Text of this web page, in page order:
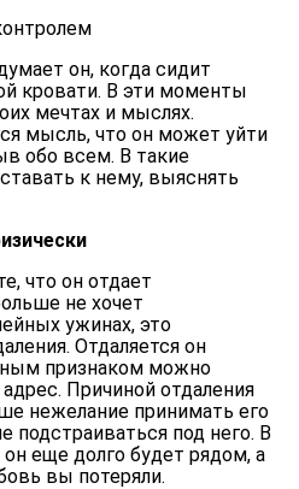
он, когда сидит
кровати. В эти моменты
мечтах и мыслях.
мысль, что он может уйти
обо всем. В такие
к нему, выяснять
что он отдает
не хочет
ужинах, это
Отдаляется он
признаком можно
Причиной отдаления
нежелание принимать его
подстраиваться под него. В
еще долго будет рядом, а
вы потеряли.